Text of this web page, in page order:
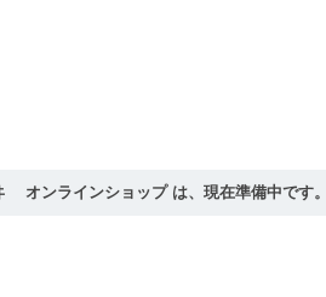
オンラインショップ は、現在準備中です。